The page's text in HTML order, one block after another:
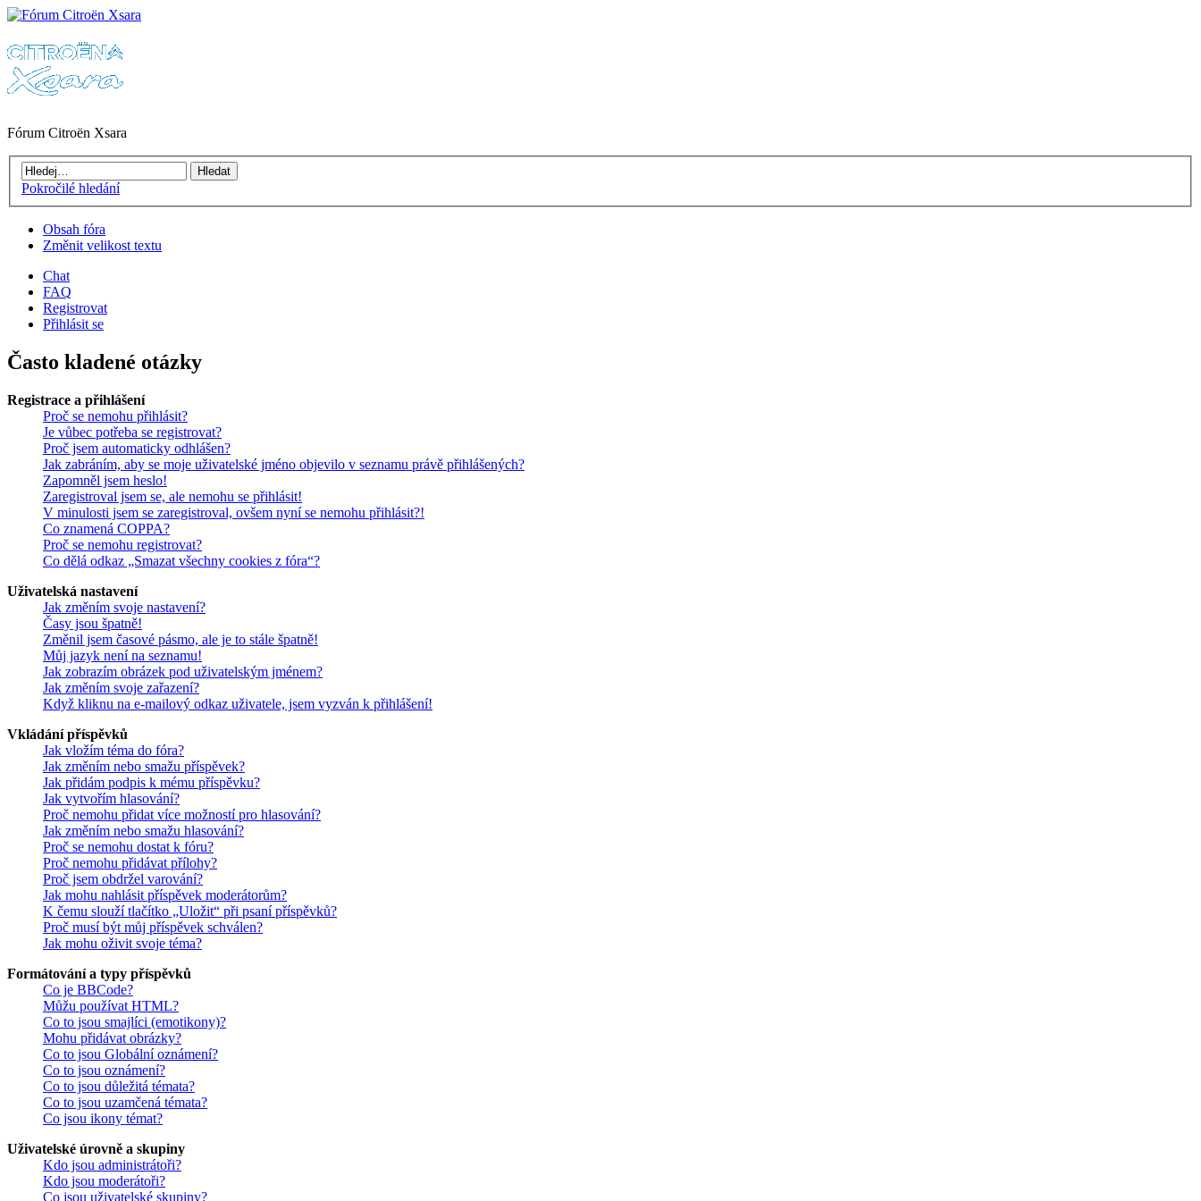
Fórum Citroën Xsara
Pokročilé hledání
Obsah fóra
Změnit velikost textu
Chat
FAQ
Registrovat
Přihlásit se
Často kladené otázky
Registrace a přihlášení
Proč se nemohu přihlásit?
Je vůbec potřeba se registrovat?
Proč jsem automaticky odhlášen?
Jak zabráním, aby se moje uživatelské jméno objevilo v seznamu právě přihlášených?
Zapomněl jsem heslo!
Zaregistroval jsem se, ale nemohu se přihlásit!
V minulosti jsem se zaregistroval, ovšem nyní se nemohu přihlásit?!
Co znamená COPPA?
Proč se nemohu registrovat?
Co dělá odkaz „Smazat všechny cookies z fóra“?
Uživatelská nastavení
Jak změním svoje nastavení?
Časy jsou špatně!
Změnil jsem časové pásmo, ale je to stále špatně!
Můj jazyk není na seznamu!
Jak zobrazím obrázek pod uživatelským jménem?
Jak změním svoje zařazení?
Když kliknu na e-mailový odkaz uživatele, jsem vyzván k přihlášení!
Vkládání příspěvků
Jak vložím téma do fóra?
Jak změním nebo smažu příspěvek?
Jak přidám podpis k mému příspěvku?
Jak vytvořím hlasování?
Proč nemohu přidat více možností pro hlasování?
Jak změním nebo smažu hlasování?
Proč se nemohu dostat k fóru?
Proč nemohu přidávat přílohy?
Proč jsem obdržel varování?
Jak mohu nahlásit příspěvek moderátorům?
K čemu slouží tlačítko „Uložit“ při psaní příspěvků?
Proč musí být můj příspěvek schválen?
Jak mohu oživit svoje téma?
Formátování a typy příspěvků
Co je BBCode?
Můžu používat HTML?
Co to jsou smajlíci (emotikony)?
Mohu přidávat obrázky?
Co to jsou Globální oznámení?
Co to jsou oznámení?
Co to jsou důležitá témata?
Co to jsou uzamčená témata?
Co jsou ikony témat?
Uživatelské úrovně a skupiny
Kdo jsou administrátoři?
Kdo jsou moderátoři?
Co jsou uživatelské skupiny?